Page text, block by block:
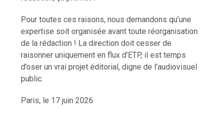
Pour toutes ces raisons, nous demandons qu’une
expertise soit organisée avant toute réorganisation
de la rédaction ! La direction doit cesser de
raisonner uniquement en flux d’ETP, il est temps
d’oser un vrai projet éditorial, digne de l’audiovisuel
public.
Paris, le 17 juin 2026